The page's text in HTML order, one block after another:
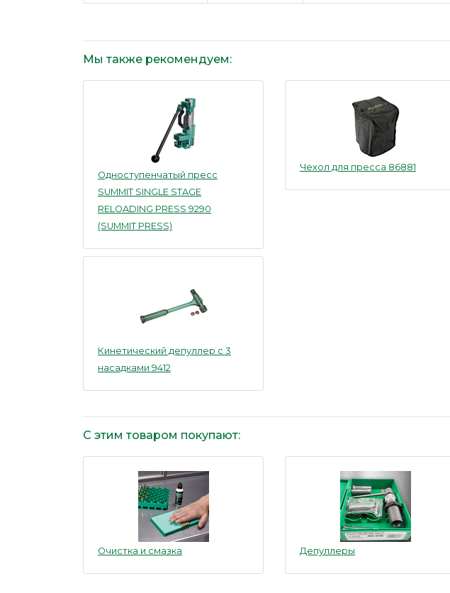
Мы также рекомендуем:
Одноступенчатый пресс
SUMMIT SINGLE STAGE
RELOADING PRESS 9290
(SUMMIT PRESS)
Чехол для пресса 86881
Кинетический депуллер с 3
насадками 9412
С этим товаром покупают:
Очистка и смазка Депуллеры